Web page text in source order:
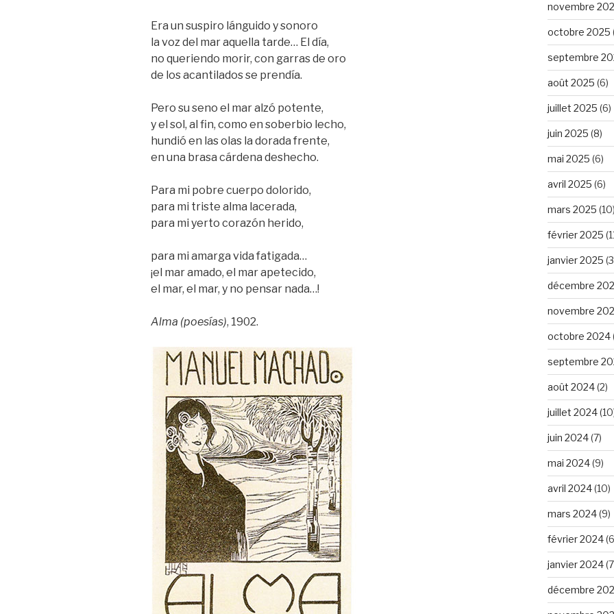
Era un suspiro lánguido y sonoro
la voz del mar aquella tarde… El día,
no queriendo morir, con garras de oro
de los acantilados se prendía.
Pero su seno el mar alzó potente,
y el sol, al fin, como en soberbio lecho,
hundió en las olas la dorada frente,
en una brasa cárdena deshecho.
Para mi pobre cuerpo dolorido,
para mi triste alma lacerada,
para mi yerto corazón herido,
para mi amarga vida fatigada…
¡el mar amado, el mar apetecido,
el mar, el mar, y no pensar nada…!
Alma (poesías), 1902.
novembre
octobre 2025
septembre
août 2025 (6)
juillet 2025 (6)
juin 2025 (8)
mai 2025 (6)
avril 2025 (6)
mars 2025 (10)
février 2025
janvier 2025
décembre
novembre
octobre 2024
septembre
août 2024(2)
juillet 2024
juin 2024(7)
mai 2024(9)
avril 2024(10)
mars 2024(9)
février 2024
janvier 2024
décembre